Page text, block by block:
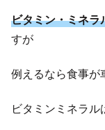
ビタミン・ミネラ
すが
例えるなら食事が
ビタミンミネラル